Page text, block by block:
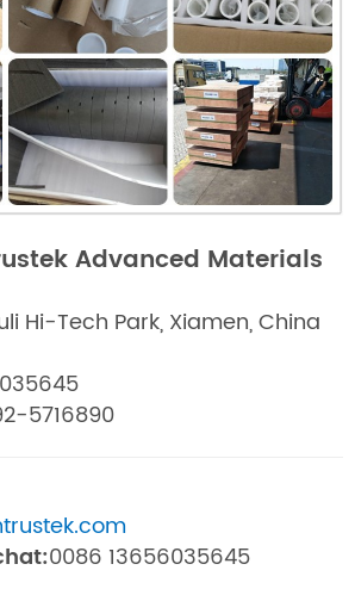
Advanced Materials
Hi-Tech Park, Xiamen, China
5716890
0086 13656035645